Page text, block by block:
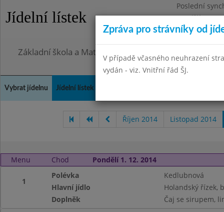
Jídelní lístek
Poslední
Pondělí
Omezení
Základní škola a Mateřská škola, Praha 4, Ohradní 49
Vybrat jídelnu Jídelní lístek
Říjen 2014 Listopad 2014
Menu Chod Pondělí 1. 12. 2014
1
Polévka
Kedlubnová
Hlavní jídlo
Holandský řízek,
Doplněk
Čaj se sirupem,
Zpráva pro strávníky od
V případě včasného neuhrazení
vydán - viz. Vnitřní řád ŠJ.